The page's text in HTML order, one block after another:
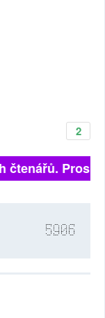
2
5906